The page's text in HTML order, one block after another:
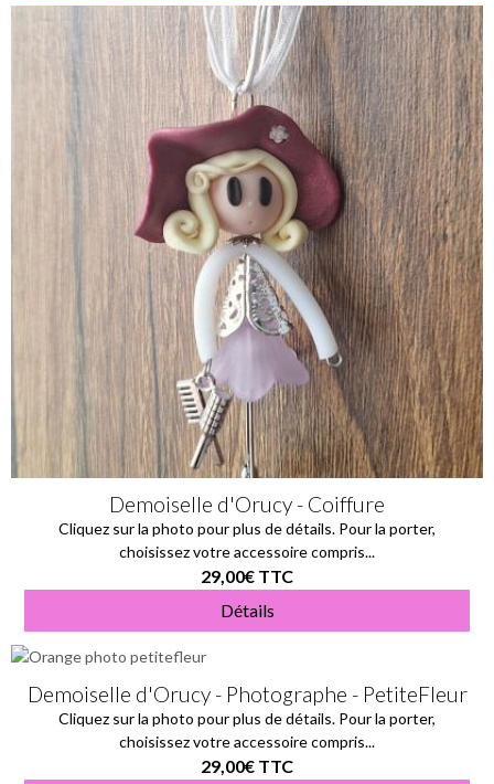
Demoiselle d'Orucy - Coiffure
Cliquez sur la photo pour plus de détails. Pour la porter,
choisissez votre accessoire compris...
29,00€ TTC
Détails
Demoiselle d'Orucy - Photographe - PetiteFleur
Cliquez sur la photo pour plus de détails. Pour la porter,
choisissez votre accessoire compris...
29,00€ TTC